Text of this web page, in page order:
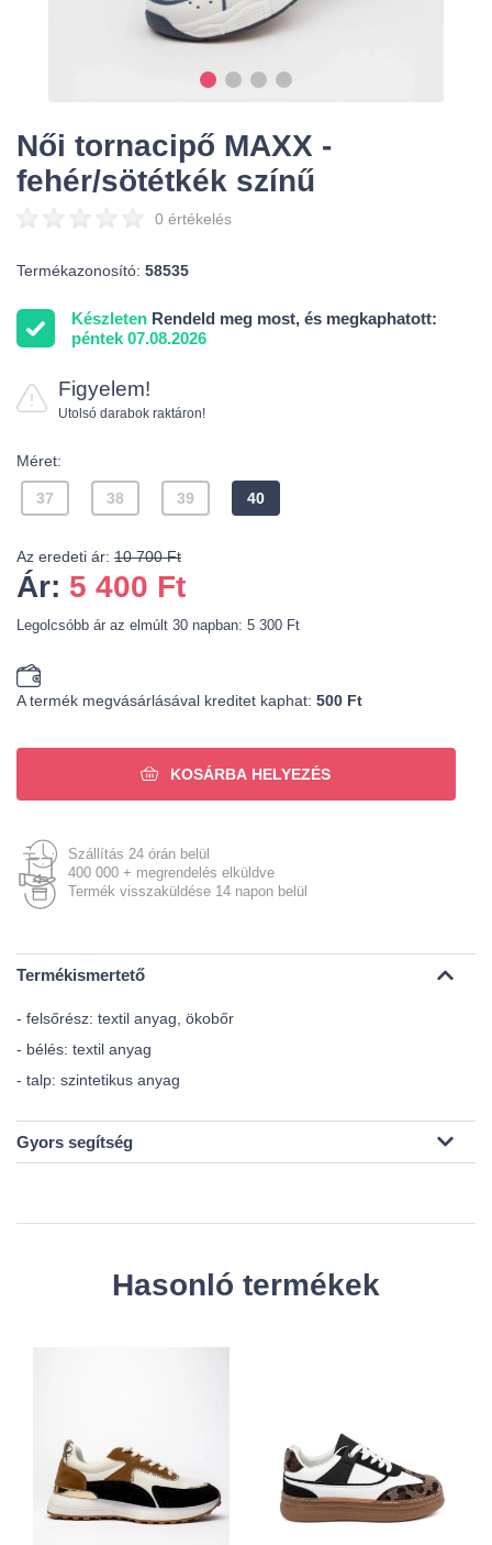
Női tornacipő MAXX -
fehér/sötétkék színű
0 értékelés
Termékazonosító: 58535
Készleten Rendeld meg most, és megkaphatott:
péntek 07.08.2026
Figyelem!
Utolsó darabok raktáron!
Méret:
37 38 39 40
Az eredeti ár: 10 700 Ft
Ár: 5 400 Ft
Legolcsóbb ár az elmúlt 30 napban: 5 300 Ft
A termék megvásárlásával kreditet kaphat: 500 Ft
KOSÁRBA HELYEZÉS
Szállítás 24 órán belül
400 000 + megrendelés elküldve
Termék visszaküldése 14 napon belül
Termékismertető
- felsőrész: textil anyag, ökobőr
- bélés: textil anyag
- talp: szintetikus anyag
Gyors segítség
Hasonló termékek